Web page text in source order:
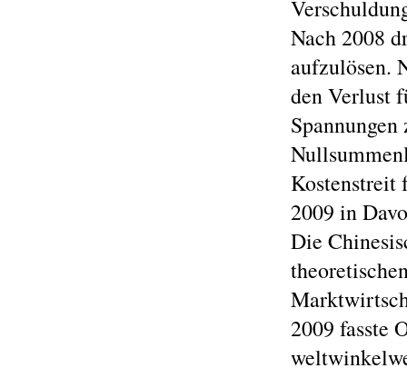
Nach 2008
aufzulösen.
den Verlust
Kostenstreit
2009 in
Die
2009 fasste